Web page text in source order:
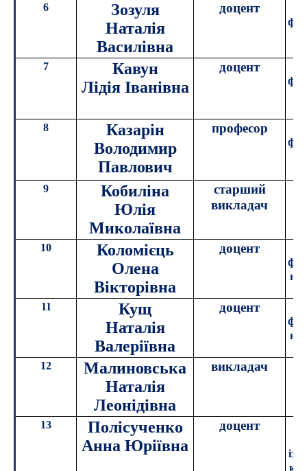
6
Зозуля
Наталія
Василівна
доцент
7
Кавун
Лідія Іванівна
доцент
8
Казарін
Володимир
Павлович
професор
9
Кобиліна
Юлія
Миколаївна
старший
викладач
10
Коломієць
Олена
Вікторівна
доцент
11
Кущ
Наталія
Валеріївна
доцент
12
Малиновська
Наталія
Леонідівна
викладач
13
Полісученко
Анна Юріївна
доцент
із